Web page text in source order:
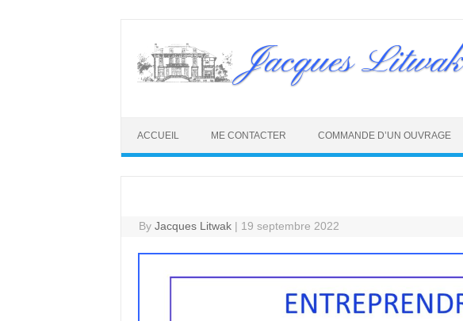
content
Jacques Litwak
ACCUEIL ME CONTACTER COMMANDE D’UN OUVRAGE
ByJacques Litwak | 19 septembre 2022